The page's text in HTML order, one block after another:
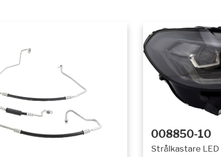
008850-10
Strålkastare LED